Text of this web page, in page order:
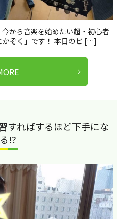
から音楽を始めたい超・初心者
かぞく」です！ 本日のピ […]
すればするほど下手にな
る!?